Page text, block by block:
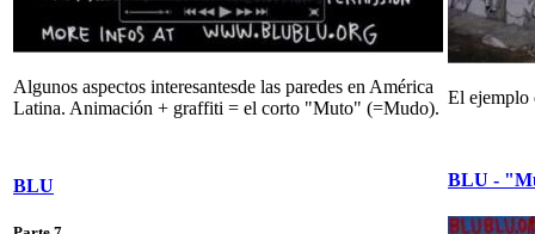
Algunos aspectos interesantesde las paredes en América
Latina. Animación + graffiti = el corto "Muto" (=Mudo).
El ejemplo
BLU BLU -